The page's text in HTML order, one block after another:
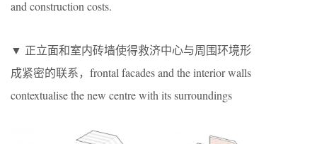
and construction costs.
▼ 正立面和室内砖墙使得救济中心与周围环境形
成紧密的联系，frontal facades and the interior walls
contextualise the new centre with its surroundings